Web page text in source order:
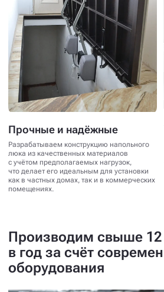
Прочные и надёжные
Разрабатываем конструкцию напольного
люка из качественных материалов
с учётом предполагаемых нагрузок,
что делает его идеальным для установки
как в частных домах, так и в коммерческих
помещениях.
Производим свыше 12
в год за счёт
оборудования